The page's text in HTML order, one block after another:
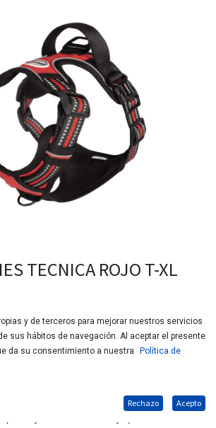
TECNICA ROJO T-XL
y de terceros para mejorar nuestros servicios
sus hábitos de navegación. Al aceptar el presente
da su consentimiento a nuestra
Política de
Rechazo Acepto